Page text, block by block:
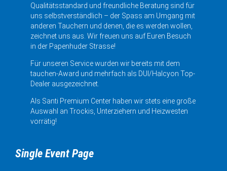
Qualitätsstandard und freundliche Beratung sind für
uns selbstverständlich – der Spass am Umgang mit
anderen Tauchern und denen, die es werden wollen,
zeichnet uns aus. Wir freuen uns auf Euren Besuch
in der Papenhuder Strasse!
Für unseren Service wurden wir bereits mit dem
tauchen-Award und mehrfach als DUI/Halcyon Top-
Dealer ausgezeichnet.
Als Santi Premium Center haben wir stets eine große
Auswahl an Trockis, Unterziehern und Heizwesten
vorrätig!
Single Event Page